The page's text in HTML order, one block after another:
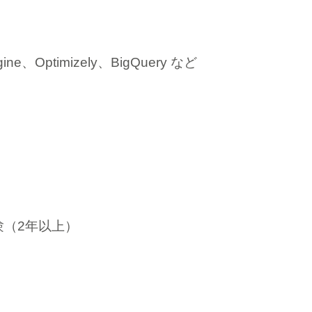
、Optimizely、BigQuery など
2年以上）